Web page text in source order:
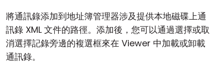
將通訊錄添加到地址簿管理器涉及提供本地磁碟上通
訊錄 XML 文件的路徑。添加後，您可以通過選擇或取
消選擇記錄旁邊的複選框來在 Viewer 中加載或卸載
通訊錄。